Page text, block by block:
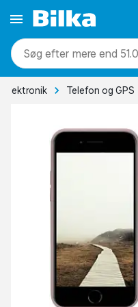
mere end
Elektronik Telefon og GPS